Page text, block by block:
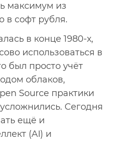
максимум из
в софт рубля.
в конце 1980-х,
использоваться в
был просто учёт
облаков,
Source практики
Сегодня
ещё и
(AI) и